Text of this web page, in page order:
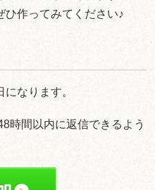
ひ作ってみてください♪
なります。
時間以内に返信できるよう